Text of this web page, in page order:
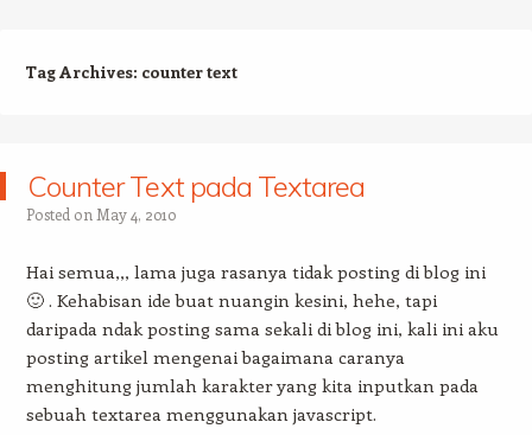
Tag Archives: counter text
Counter Text pada Textarea
Posted on May 4, 2010
Hai semua,,, lama juga rasanya tidak posting di blog ini
🙂 . Kehabisan ide buat nuangin kesini, hehe, tapi
daripada ndak posting sama sekali di blog ini, kali ini aku
posting artikel mengenai bagaimana caranya
menghitung jumlah karakter yang kita inputkan pada
sebuah textarea menggunakan javascript.